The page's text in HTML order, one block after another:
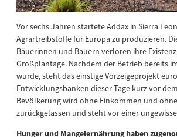
Vor sechs Jahren startete Addax in Sierra
Agrartreibstoffe für Europa zu produzieren.
Bäuerinnen und Bauern verloren ihre
Großplantage. Nachdem der Betrieb bereits
wurde, steht das einstige Vorzeigeprojekt
Entwicklungsbanken dieser Tage kurz vor
Bevölkerung wird ohne Einkommen und
zurückgelassen und steht vor einer
Hunger und Mangelernährung haben